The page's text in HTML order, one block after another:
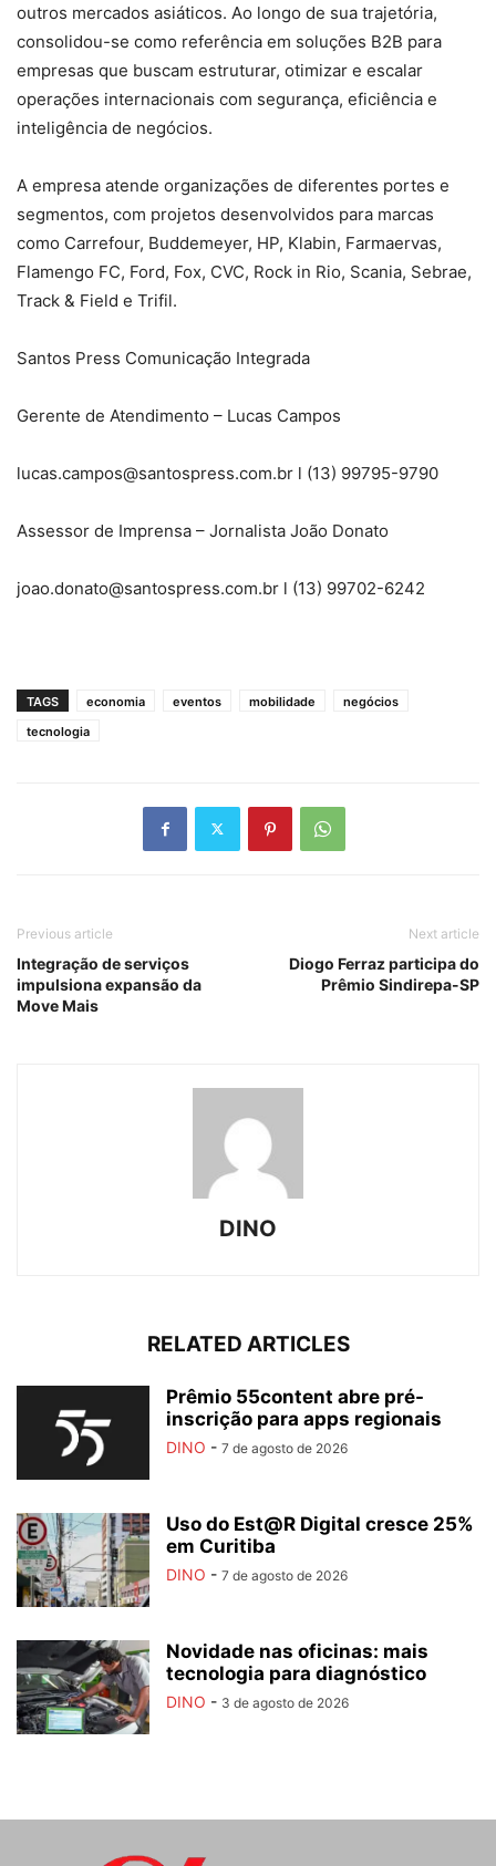
outros mercados asiáticos. Ao longo de sua trajetória,
consolidou-se como referência em soluções B2B para
empresas que buscam estruturar, otimizar e escalar
operações internacionais com segurança, eficiência e
inteligência de negócios.
A empresa atende organizações de diferentes portes e
segmentos, com projetos desenvolvidos para marcas
como Carrefour, Buddemeyer, HP, Klabin, Farmaervas,
Flamengo FC, Ford, Fox, CVC, Rock in Rio, Scania, Sebrae,
Track & Field e Trifil.
Santos Press Comunicação Integrada
Gerente de Atendimento – Lucas Campos
lucas.campos@santospress.com.br l (13) 99795-9790
Assessor de Imprensa – Jornalista João Donato
joao.donato@santospress.com.br l (13) 99702-6242
TAGS economia eventos mobilidade
negócios
tecnologia
Previous article
Integração de serviços
impulsiona expansão da
Move Mais
Next article
Diogo Ferraz participa do
Prêmio Sindirepa-SP
DINO
RELATED ARTICLES
Prêmio 55content abre pré-
inscrição para apps regionais
DINO - 7 de agosto de 2026
Uso do Est@R Digital cresce 25%
em Curitiba
DINO - 7 de agosto de 2026
Novidade nas oficinas: mais
tecnologia para diagnóstico
DINO - 3 de agosto de 2026